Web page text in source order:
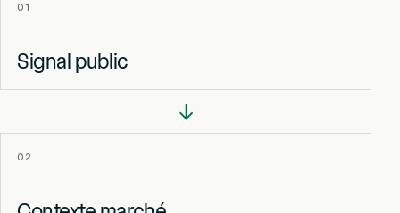
01
Signal public
→
02